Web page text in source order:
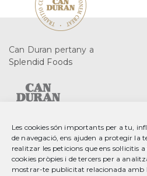
Les cookies són importants per a tu,
de navegació, ens ajuden a protegir la
realitzar les peticions que ens sol·licitis
cookies pròpies i de tercers per a
mostrar-te publicitat relacionada amb
Can Duran pertany a
Splendid Foods
C. Gurri, 2 08553 Seva
Barcelona, Spain